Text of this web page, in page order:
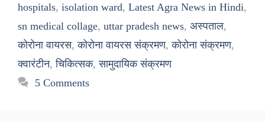
hospitals, isolation ward, Latest Agra News in Hindi,
sn medical collage, uttar pradesh news, अस्पताल,
कोरोना वायरस,कोरोना वायरस संक्रमण,कोरोना संक्रमण,
क्वारंटीन,चिकित्सक,सामुदायिक संक्रमण
5 Comments